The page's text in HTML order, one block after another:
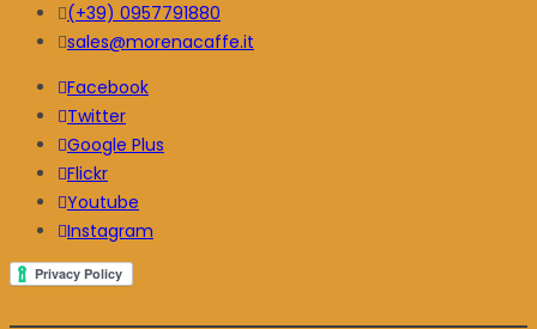
(+39) 0957791880
sales@morenacaffe.it
Facebook
Twitter
Google Plus
Flickr
Youtube
Instagram